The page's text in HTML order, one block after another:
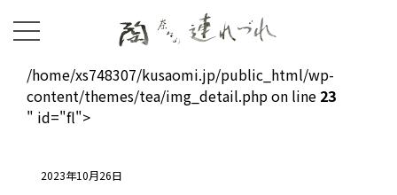
/home/xs748307/kusaomi.jp/public_html/wp-
content/themes/tea/img_detail.php on line 23
" id="fl">
2023年10月26日